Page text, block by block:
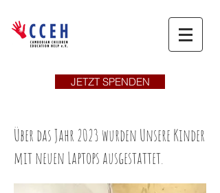
JETZT SPENDEN
Über das Jahr 2023 wurden Unsere Kinder
mit neuen Laptops ausgestattet.